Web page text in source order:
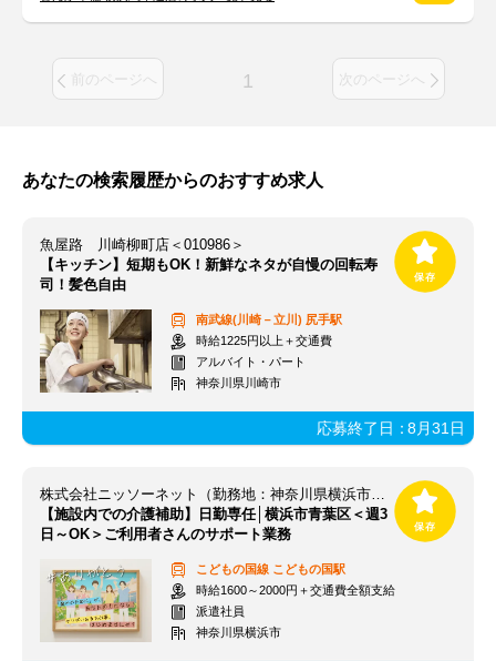
前のページへ 1 次のページへ
あなたの検索履歴からのおすすめ求人
魚屋路 川崎柳町店＜010986＞
【キッチン】短期もOK！新鮮なネタが自慢の回転寿
司！髪色自由
南武線(川崎－立川) 尻手駅
時給1225円以上＋交通費
アルバイト・パート
神奈川県川崎市
応募終了日：8月31日
株式会社ニッソーネット（勤務地：神奈川県横浜市青葉区）/a095i00000LHSKpAAP
【施設内での介護補助】日勤専任│横浜市青葉区＜週3
日～OK＞ご利用者さんのサポート業務
こどもの国線 こどもの国駅
時給1600～2000円＋交通費全額支給
派遣社員
神奈川県横浜市